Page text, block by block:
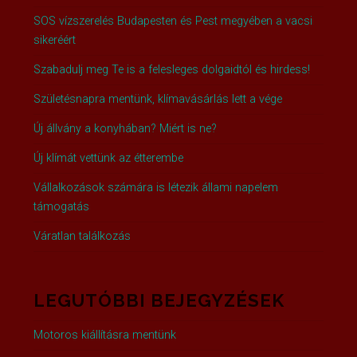
SOS vízszerelés Budapesten és Pest megyében a vacsi
sikeréért
Szabadulj meg Te is a felesleges dolgaidtól és hirdess!
Születésnapra mentünk, klímavásárlás lett a vége
Új állvány a konyhában? Miért is ne?
Új klímát vettünk az étterembe
Vállalkozások számára is létezik állami napelem
támogatás
Váratlan találkozás
LEGUTÓBBI BEJEGYZÉSEK
Motoros kiállításra mentünk